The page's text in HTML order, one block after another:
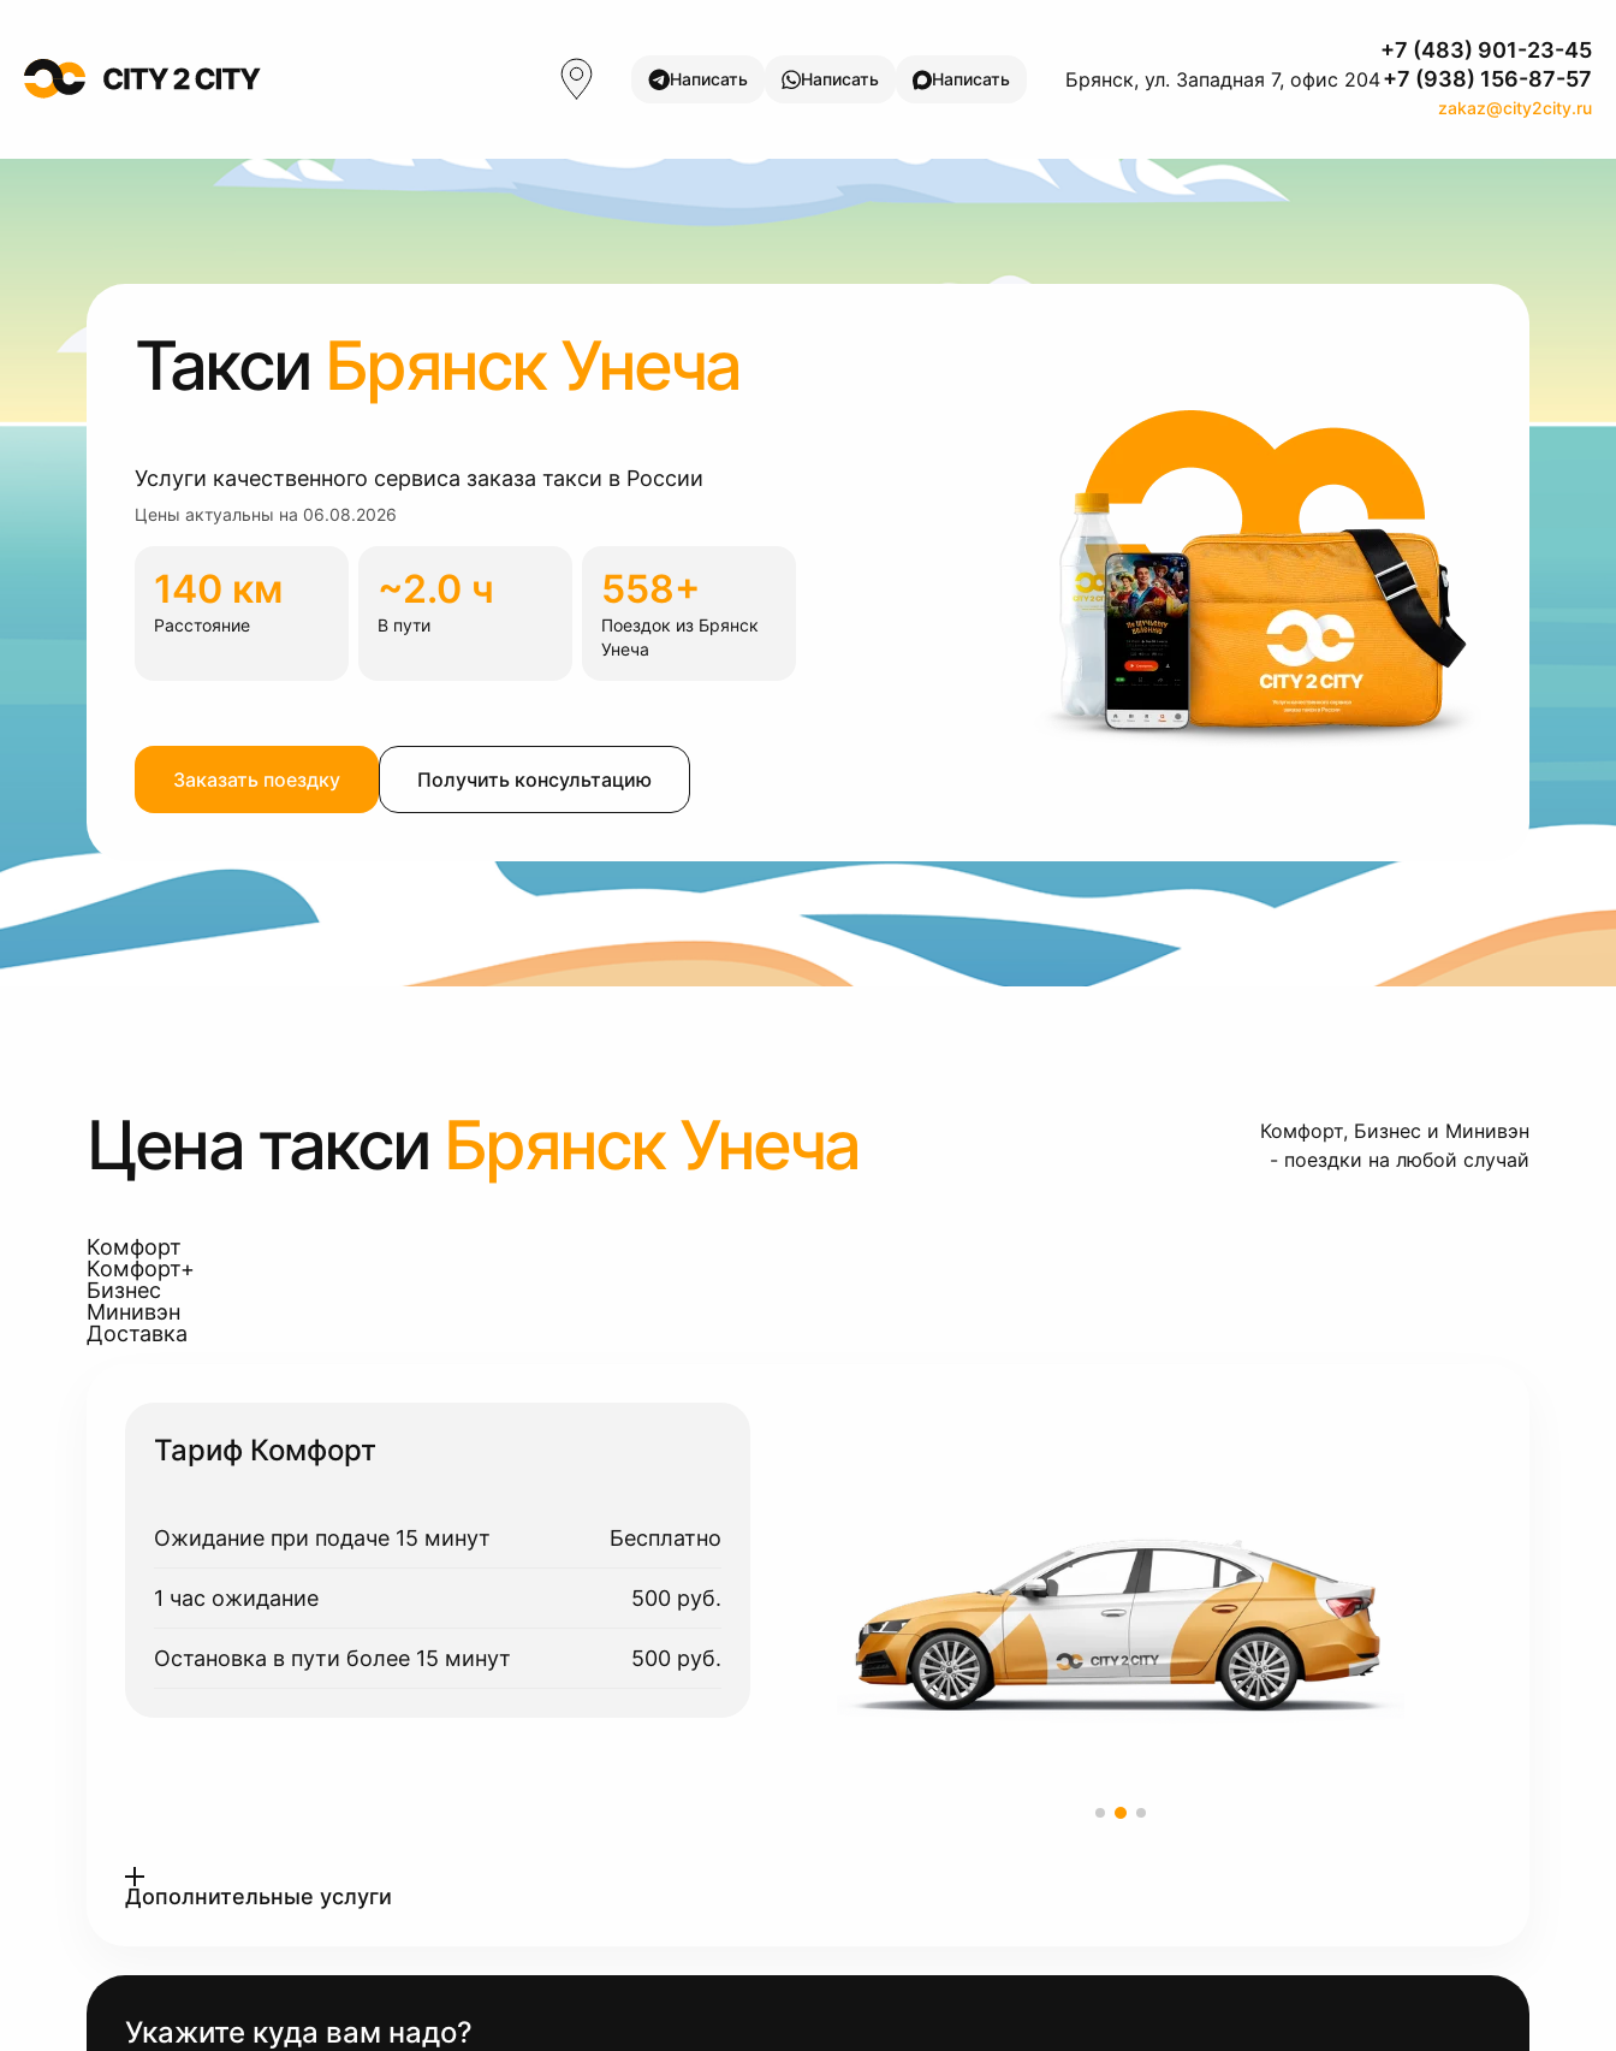
Написать Написать Написать Брянск, ул. Западная 7, офис 204
+7 (483) 901-23-45
+7 (938) 156-87-57
zakaz@city2city.ru
Такси Брянск Унеча
Услуги качественного сервиса заказа такси в России
Цены актуальны на 06.08.2026
140 км
Расстояние
~2.0 ч
В пути
558+
Поездок из Брянск
Унеча
Заказать поездку Получить консультацию
Цена такси Брянск Унеча
Комфорт, Бизнес и Минивэн
- поездки на любой случай
Комфорт
Комфорт+
Бизнес
Минивэн
Доставка
Тариф Комфорт
Ожидание при подаче 15 минут Бесплатно
1 час ожидание 500 руб.
Остановка в пути более 15 минут 500 руб.
Дополнительные услуги
Укажите куда вам надо?